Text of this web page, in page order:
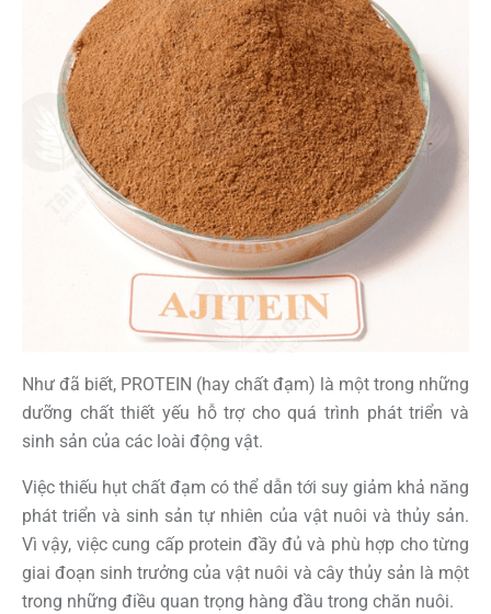
Như đã biết, PROTEIN (hay chất đạm) là một trong những
dưỡng chất thiết yếu hỗ trợ cho quá trình phát triển và
sinh sản của các loài động vật.
Việc thiếu hụt chất đạm có thể dẫn tới suy giảm khả năng
phát triển và sinh sản tự nhiên của vật nuôi và thủy sản.
Vì vậy, việc cung cấp protein đầy đủ và phù hợp cho từng
giai đoạn sinh trưởng của vật nuôi và cây thủy sản là một
trong những điều quan trọng hàng đầu trong chăn nuôi.